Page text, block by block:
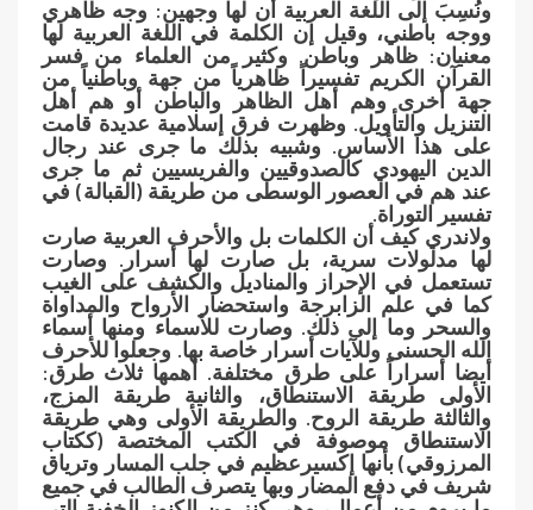
ونُسِبَ إلى اللغة العربية أن لها وجهين: وجه ظاهري
ووجه باطني، وقيل إن الكلمة في اللغة العربية لها
معنيان: ظاهر وباطن. وكثير من العلماء من فسر
القرآن الكريم تفسيراً ظاهرياً من جهة وباطنياً من
جهة أخرى وهم أهل الظاهر والباطن أو هم أهل
التنزيل والتأويل. وظهرت فرق إسلامية عديدة قامت
على هذا الأساس. وشبيه بذلك ما جرى عند رجال
الدين اليهودي كالصدوقيين والفريسيين ثم ما جرى
عند هم في العصور الوسطى من طريقة (القبالة) في
تفسير التوراة.
ولاندري كيف أن الكلمات بل والأحرف العربية صارت
لها مدلولات سرية، بل صارت لها أسرار. وصارت
تستعمل في الإحراز والمناديل والكشف على الغيب
كما في علم الزابرجة واستحضار الأرواح والمداواة
والسحر وما إلى ذلك. وصارت للأسماء ومنها أسماء
الله الحسنى وللآيات أسرار خاصة بها. وجعلوا للأحرف
أيضا أسراراً على طرق مختلفة. أهمها ثلاث طرق:
الأولى طريقة الاستنطاق، والثانية طريقة المزج،
والثالثة طريقة الروح. والطريقة الأولى وهي طريقة
الاستنطاق موصوفة في الكتب المختصة (ككتاب
المرزوقي) بأنها إكسيرعظيم في جلب المسار وترياق
شريف في دفع المضار وبها يتصرف الطالب في جميع